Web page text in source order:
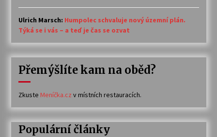
Ulrich Marsch: Humpolec schvaluje nový územní plán.
Týká se i vás – a teď je čas se ozvat
Přemýšlíte kam na oběd?
Zkuste Meníčka.cz v místních restauracích.
Populární články